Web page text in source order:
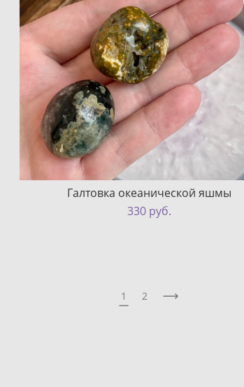
Галтовка океанической яшмы
330 pуб.
1 2